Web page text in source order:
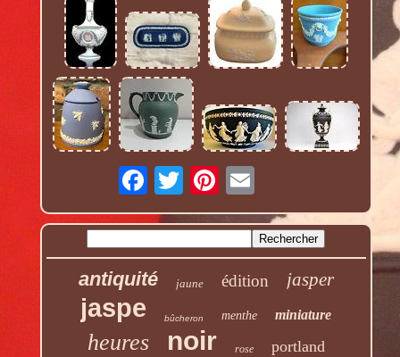
antiquité jaune édition jasper
jaspe bûcheron menthe miniature
heures noir rose portland